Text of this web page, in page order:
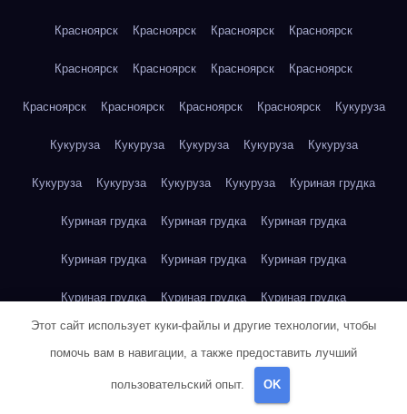
Красноярск Красноярск Красноярск Красноярск
Красноярск Красноярск Красноярск Красноярск
Красноярск Красноярск Красноярск Красноярск Кукуруза
Кукуруза Кукуруза Кукуруза Кукуруза Кукуруза
Кукуруза Кукуруза Кукуруза Кукуруза Куриная грудка
Куриная грудка Куриная грудка Куриная грудка
Куриная грудка Куриная грудка Куриная грудка
Куриная грудка Куриная грудка Куриная грудка
Куриное яйцо Куриное яйцо Куриное яйцо
Куриное яйцо
Этот сайт использует куки-файлы и другие технологии, чтобы
помочь вам в навигации, а также предоставить лучший
пользовательский опыт. OK